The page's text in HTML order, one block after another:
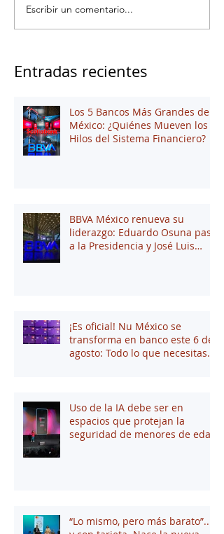
Escribir un comentario...
Entradas recientes
Los 5 Bancos Más Grandes de
México: ¿Quiénes Mueven los
Hilos del Sistema Financiero?
BBVA México renueva su
liderazgo: Eduardo Osuna pasa
a la Presidencia y José Luis
¡Es oficial! Nu México se
transforma en banco este 6 de
agosto: Todo lo que necesitas
Uso de la IA debe ser en
espacios que protejan la
seguridad de menores de edad
“Lo mismo, pero más barato”...